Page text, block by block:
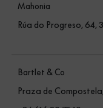
Mahonia
Rúa do Progreso, 64,
Bartlet & Co
Praza de